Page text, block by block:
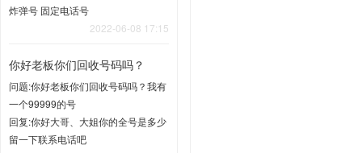
炸弹号 固定电话号
2022-06-08 17:15
你好老板你们回收号码吗？
问题:你好老板你们回收号码吗？我有
一个99999的号
回复:你好大哥、大姐你的全号是多少
留一下联系电话吧